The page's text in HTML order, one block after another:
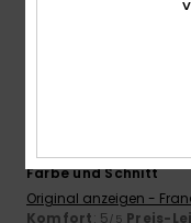
Veronique16. Juli 2026
Farbe und Schnitt
Original anzeigen -
Komfort: 5/5 Preis-